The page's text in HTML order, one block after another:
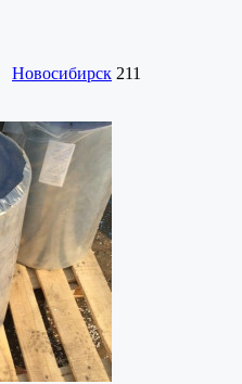
Новосибирск 211